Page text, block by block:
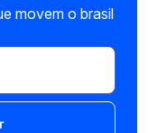
movem o brasil